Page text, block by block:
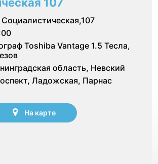
Toshiba Vantage 1.5 Тесла,
область, Невский
Ладожская, Парнас
На карте